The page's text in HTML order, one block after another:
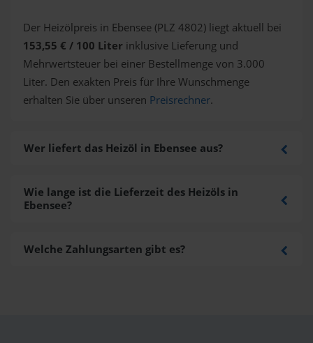
Der Heizölpreis in Ebensee (PLZ 4802) liegt aktuell bei
153,55 € / 100 Liter inklusive Lieferung und
Mehrwertsteuer bei einer Bestellmenge von 3.000
Liter. Den exakten Preis für Ihre Wunschmenge
erhalten Sie über unseren Preisrechner.
Wer liefert das Heizöl in Ebensee aus?
Wie lange ist die Lieferzeit des Heizöls in
Ebensee?
Welche Zahlungsarten gibt es?